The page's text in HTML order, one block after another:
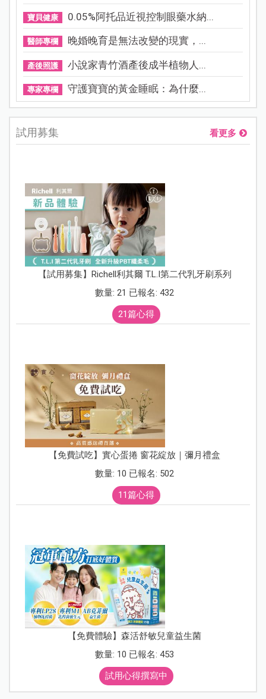
寶貝健康 0.05%阿托品近視控制眼藥水納...
醫師專欄 晚婚晚育是無法改變的現實，...
產後照護 小說家青竹酒產後成半植物人...
專家專欄 守護寶寶的黃金睡眠：為什麼...
試用募集 看更多
【試用募集】Richell利其爾 T.L.I第二代乳牙刷系列
數量: 21 已報名: 432
21篇心得
【免費試吃】實心蛋捲 窗花綻放｜彌月禮盒
數量: 10 已報名: 502
11篇心得
【免費體驗】森活舒敏兒童益生菌
數量: 10 已報名: 453
試用心得撰寫中